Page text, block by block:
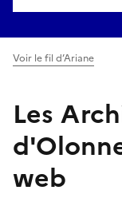
Voir le fil d’Ariane
Les
web